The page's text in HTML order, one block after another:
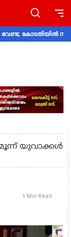
കോടതിയിൽ
യുവാക്കള്‍
1 Min Read